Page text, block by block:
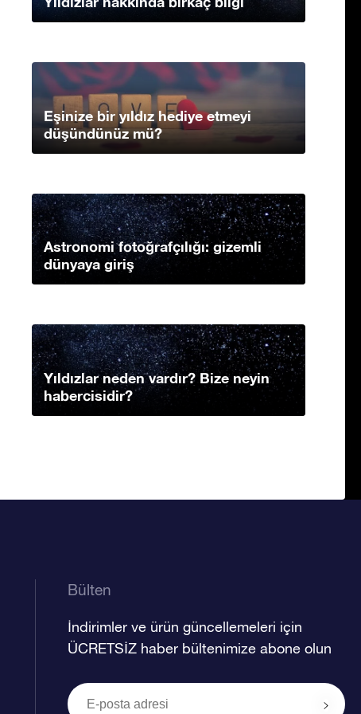
Eşinize bir yıldız hediye etmeyi
düşündünüz mü?
Astronomi fotoğrafçılığı: gizemli
dünyaya giriş
Yıldızlar neden vardır? Bize neyin
habercisidir?
Bülten
İndirimler ve ürün güncellemeleri için
ÜCRETSİZ haber bültenimize abone olun